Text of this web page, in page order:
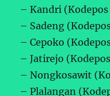
– Kandri
– Sadeng
– Cepoko
– Jatirejo
– Nongkosawit
– Plalangan